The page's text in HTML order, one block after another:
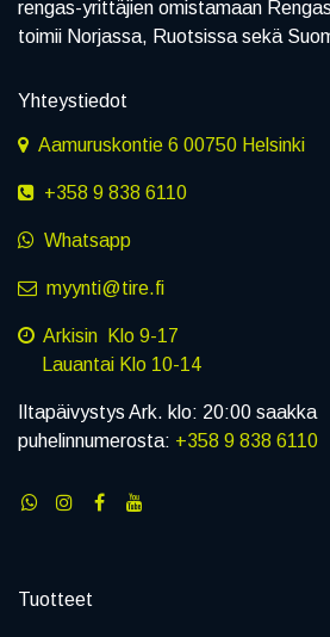
rengas-yrittäjien omistamaan
toimii Norjassa, Ruotsissa sekä
Yhteystiedot
Aamuruskontie 6 00750 Helsinki
+358 9 838 6110
Whatsapp
myynti@tire.fi
Arkisin Klo 9-17
Lauantai Klo 10-14
Iltapäivystys Ark. klo: 20:00 saakka
puhelinnumerosta: +358 9 838 6110
Tuotteet